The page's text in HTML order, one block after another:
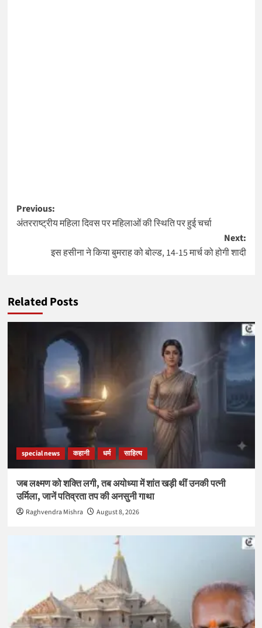
Post
navigation
Previous:
अंतरराष्ट्रीय महिला दिवस पर महिलाओं की स्थिति पर हुई चर्चा
Next:
इस हसीना ने किया बुमराह को बोल्ड, 14-15 मार्च को होगी शादी
Related Posts
special news कहानी धर्म साहित्य
जब लक्ष्मण को शक्ति लगी, तब अयोध्या में शांत खड़ी थीं उनकी पत्नी
उर्मिला, जानें पतिव्रता तप की अनसुनी गाथा
Raghvendra Mishra August 8, 2026